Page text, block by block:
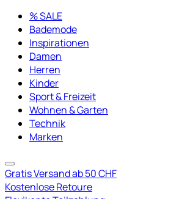
% SALE
Bademode
Inspirationen
Damen
Herren
Kinder
Sport & Freizeit
Wohnen & Garten
Technik
Marken
Gratis Versand ab 50 CHF
Kostenlose Retoure